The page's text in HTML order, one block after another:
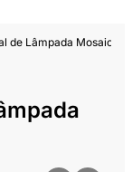
de Lâmpada Mosaico